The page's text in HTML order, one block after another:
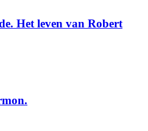
Het leven van Robert